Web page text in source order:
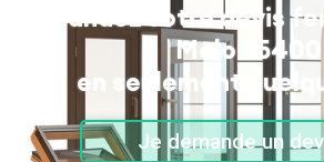
Demandez votre devis
Malo 35400
en seulement
Je demande un